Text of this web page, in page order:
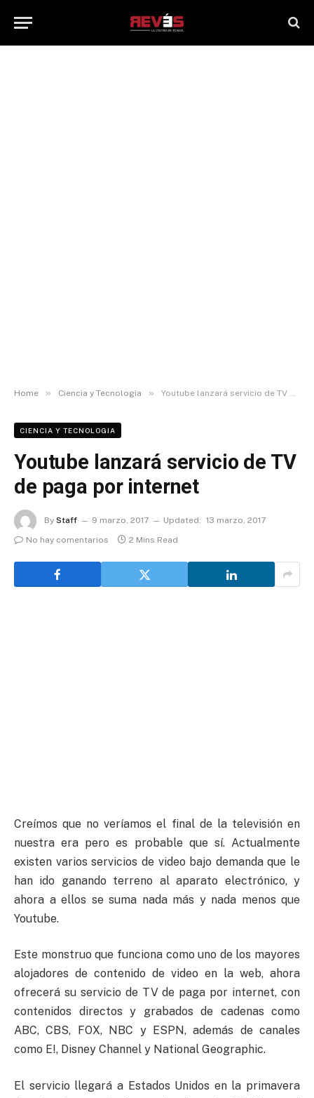
Home » Ciencia y Tecnologia » Youtube lanzará servicio de TV de paga por internet
CIENCIA Y TECNOLOGIA
Youtube lanzará servicio de TV
de paga por internet
By Staff 9 marzo, 2017 Updated: 13 marzo, 2017
No hay comentarios
2 Mins Read
Creímos que no veríamos el final de la televisión en
nuestra era pero es probable que sí. Actualmente
existen varios servicios de video bajo demanda que le
han ido ganando terreno al aparato electrónico, y
ahora a ellos se suma nada más y nada menos que
Youtube.
Este monstruo que funciona como uno de los mayores
alojadores de contenido de video en la web, ahora
ofrecerá su servicio de TV de paga por internet, con
contenidos directos y grabados de cadenas como
ABC, CBS, FOX, NBC y ESPN, además de canales
como E!, Disney Channel y National Geographic.
El servicio llegará a Estados Unidos en la primavera